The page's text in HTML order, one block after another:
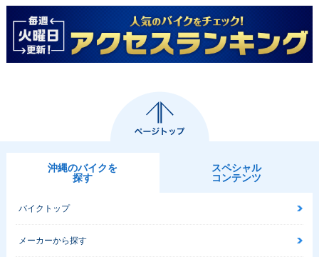
沖縄のバイクを
探す
スペシャル
コンテンツ
バイクトップ
メーカーから探す